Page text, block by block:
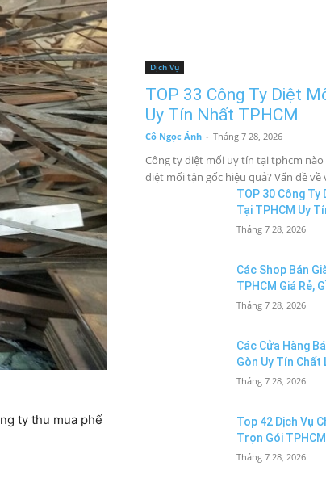
ty thu mua phế
Dịch Vụ
TOP 33 Công Ty Diệt
Uy Tín Nhất TPHCM
Cô Ngọc Ánh - Tháng 7 28, 2026
Công ty diệt mối uy tín tại tphcm nào
diệt mối tận gốc hiệu quả? Vấn đề về
TOP 30 Công Ty
Tại TPHCM Uy
Tháng 7 28, 2026
Các Shop Bán
TPHCM Giá Rẻ,
Tháng 7 28, 2026
Các Cửa Hàng
Gòn Uy Tín Chất
Tháng 7 28, 2026
Top 42 Dịch Vụ
Trọn Gói
Tháng 7 28, 2026